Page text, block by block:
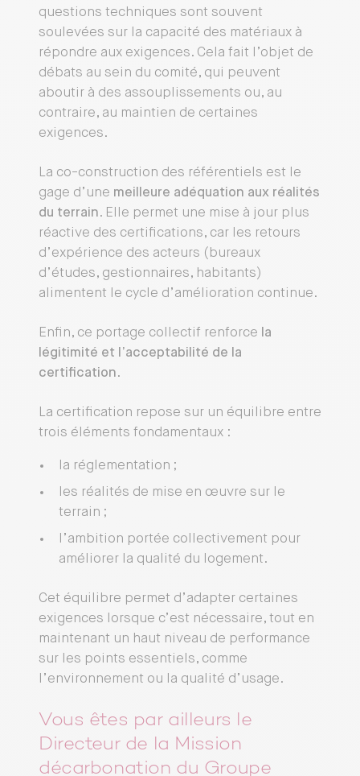
questions techniques sont souvent
soulevées sur la capacité des matériaux à
répondre aux exigences. Cela fait l’objet de
débats au sein du comité, qui peuvent
aboutir à des assouplissements ou, au
contraire, au maintien de certaines
exigences.
La co-construction des référentiels est le
gage d’une meilleure adéquation aux réalités
du terrain. Elle permet une mise à jour plus
réactive des certifications, car les retours
d’expérience des acteurs (bureaux
d’études, gestionnaires, habitants)
alimentent le cycle d’amélioration continue.
Enfin, ce portage collectif renforce la
légitimité et l’acceptabilité de la
certification.
La certification repose sur un équilibre entre
trois éléments fondamentaux :
la réglementation ;
les réalités de mise en œuvre sur le
terrain ;
l’ambition portée collectivement pour
améliorer la qualité du logement.
Cet équilibre permet d’adapter certaines
exigences lorsque c’est nécessaire, tout en
maintenant un haut niveau de performance
sur les points essentiels, comme
l’environnement ou la qualité d’usage.
Vous êtes par ailleurs le
Directeur de la Mission
décarbonation du Groupe